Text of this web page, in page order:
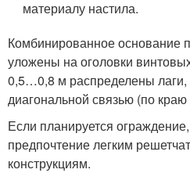
материалу настила.
Комбинированное основание
уложены на оголовки
0,5…0,8 м распределены
диагональной связью (по
Если планируется
предпочтение легким
конструкциям.